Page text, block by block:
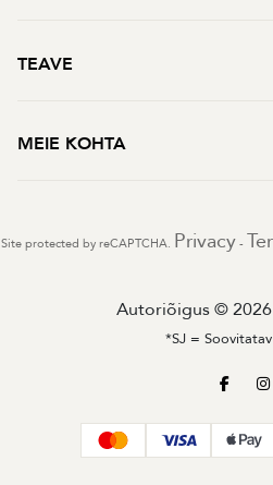
TEAVE
MEIE KOHTA
Site protected by reCAPTCHA. Privacy -
Autoriõigus ©
*SJ =